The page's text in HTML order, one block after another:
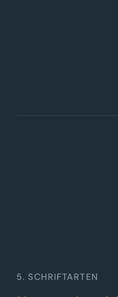
5. SCHRIFTARTEN